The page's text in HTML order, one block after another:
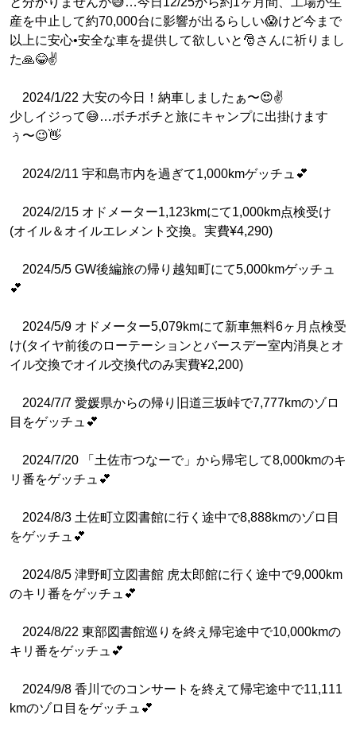
産を中止して約70,000台に影響が出るらしい😱けど今まで
以上に安心•安全な車を提供して欲しいと🎅さんに祈りまし
た🙏😂✌️
2024/1/22 大安の今日！納車しましたぁ〜😍✌️
少しイジって😅…ボチボチと旅にキャンプに出掛けます
ぅ〜😉👋
2024/2/11 宇和島市内を過ぎて1,000kmゲッチュ💕
2024/2/15 オドメーター1,123kmにて1,000km点検受け
(オイル＆オイルエレメント交換。実費¥4,290)
2024/5/5 GW後編旅の帰り越知町にて5,000kmゲッチュ
💕
2024/5/9 オドメーター5,079kmにて新車無料6ヶ月点検受
け(タイヤ前後のローテーションとバースデー室内消臭とオ
イル交換でオイル交換代のみ実費¥2,200)
2024/7/7 愛媛県からの帰り旧道三坂峠で7,777kmのゾロ
目をゲッチュ💕
2024/7/20 「土佐市つなーで」から帰宅して8,000kmのキ
リ番をゲッチュ💕
2024/8/3 土佐町立図書館に行く途中で8,888kmのゾロ目
をゲッチュ💕
2024/8/5 津野町立図書館 虎太郎館に行く途中で9,000km
のキリ番をゲッチュ💕
2024/8/22 東部図書館巡りを終え帰宅途中で10,000kmの
キリ番をゲッチュ💕
2024/9/8 香川でのコンサートを終えて帰宅途中で11,111
kmのゾロ目をゲッチュ💕